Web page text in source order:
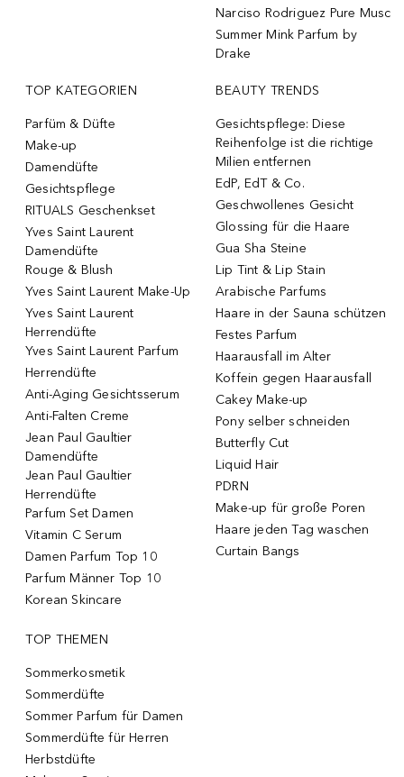
Narciso Rodriguez Pure Musc
Summer Mink Parfum by
Drake
TOP KATEGORIEN
Parfüm & Düfte
Make-up
Damendüfte
Gesichtspflege
RITUALS Geschenkset
Yves Saint Laurent
Damendüfte
Rouge & Blush
Yves Saint Laurent Make-Up
Yves Saint Laurent
Herrendüfte
Yves Saint Laurent Parfum
Herrendüfte
Anti-Aging Gesichtsserum
Anti-Falten Creme
Jean Paul Gaultier
Damendüfte
Jean Paul Gaultier
Herrendüfte
Parfum Set Damen
Vitamin C Serum
Damen Parfum Top 10
Parfum Männer Top 10
Korean Skincare
BEAUTY TRENDS
Gesichtspflege: Diese
Reihenfolge ist die richtige
Milien entfernen
EdP, EdT & Co.
Geschwollenes Gesicht
Glossing für die Haare
Gua Sha Steine
Lip Tint & Lip Stain
Arabische Parfums
Haare in der Sauna schützen
Festes Parfum
Haarausfall im Alter
Koffein gegen Haarausfall
Cakey Make-up
Pony selber schneiden
Butterfly Cut
Liquid Hair
PDRN
Make-up für große Poren
Haare jeden Tag waschen
Curtain Bangs
TOP THEMEN
Sommerkosmetik
Sommerdüfte
Sommer Parfum für Damen
Sommerdüfte für Herren
Herbstdüfte